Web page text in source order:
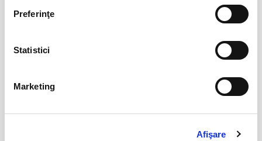
Preferinţe
Statistici
Marketing
Afişare
08
aug
08